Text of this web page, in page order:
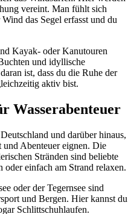
vereint. Man fühlt sich
das Segel erfasst und du
Kayak- oder Kanutouren
und idyllische
ist, dass du die Ruhe der
aktiv bist.
Wasserabenteuer
und darüber hinaus,
und Abenteuer eignen. Die
Stränden sind beliebte
einfach am Strand relaxen.
oder der Tegernsee sind
und Bergen. Hier kannst du
Schlittschuhlaufen.